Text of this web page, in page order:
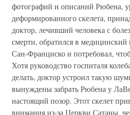
фотографий и описаний Рюбена,
деформированного скелета,
доктор, лечивший человека с
смерти, обратился в медицинский
Сан-Франциско и потребовал,
Хотя руководство госпиталя
делать, доктор устроил такую
вынуждены забрать Рюбена у
настоящий позор. Этот скелет
внимания из-за Церкви Сатаны,